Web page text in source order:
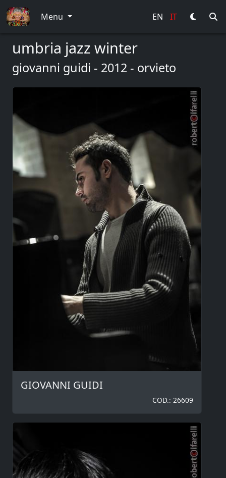
Menu EN IT
umbria jazz winter
giovanni guidi - 2012 - orvieto
GIOVANNI GUIDI
COD.: 26609